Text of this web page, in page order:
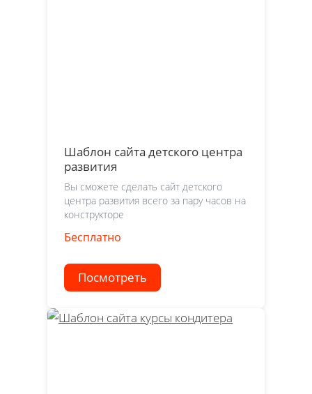
Шаблон сайта детского центра
развития
Вы сможете сделать сайт детского
центра развития всего за пару часов на
конструкторе
Бесплатно
Посмотреть